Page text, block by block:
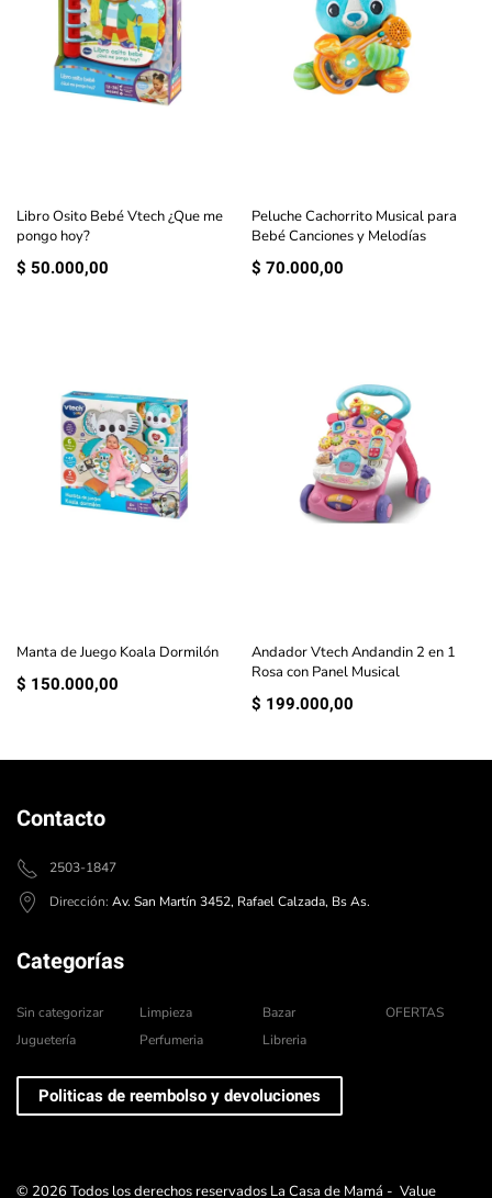
Libro Osito Bebé Vtech ¿Que me
pongo hoy?
$ 50.000,00
Peluche Cachorrito Musical para
Bebé Canciones y Melodías
$ 70.000,00
Manta de Juego Koala Dormilón
$ 150.000,00
Andador Vtech Andandin 2 en 1
Rosa con Panel Musical
$ 199.000,00
Contacto
2503-1847
Dirección: Av. San Martín 3452, Rafael Calzada, Bs As.
Categorías
Sin categorizar
Juguetería
Limpieza
Perfumeria
Bazar
Libreria
OFERTAS
Politicas de reembolso y devoluciones
© 2026 Todos los derechos reservados La Casa de Mamá - Value